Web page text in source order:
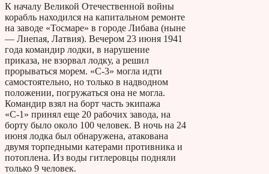
К началу Великой Отечественной войны
корабль находился на капитальном ремонте
на заводе «Тосмаре» в городе Либава (ныне
— Лиепая, Латвия). Вечером 23 июня 1941
года командир лодки, в нарушение
приказа, не взорвал лодку, а решил
прорываться морем. «С-3» могла идти
самостоятельно, но только в надводном
положении, погружаться она не могла.
Командир взял на борт часть экипажа
«С-1» принял еще 20 рабочих завода, на
борту было около 100 человек. В ночь на 24
июня лодка был обнаружена, атакована
двумя торпедными катерами противника и
потоплена. Из воды гитлеровцы подняли
только 9 человек.